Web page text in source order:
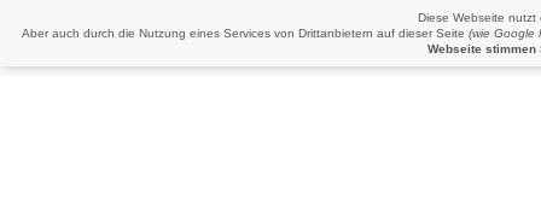
Diese Webseite
Aber auch durch die Nutzung eines Services von Drittanbietern auf dieser Seite (wie Google
Webseite stimmen